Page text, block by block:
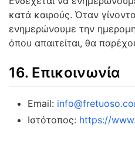
κατά καιρούς. Όταν
ενημερώνουμε την
όπου απαιτείται, θα
16. Επικοινωνία
Email:
Ιστότοπος: https://